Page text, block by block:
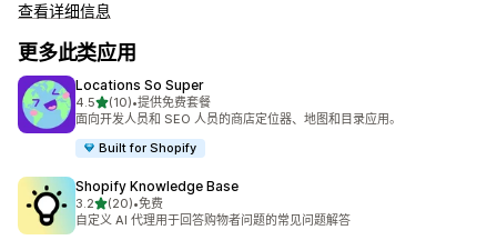
查看详细信息
更多此类应用
Locations So Super
4.5星（满分 5 星）
(10)
总共 10 条评论
•提供免费套餐
面向开发人员和 SEO 人员的商店定位器、地图和目录应用。
Built for Shopify
Shopify Knowledge Base
3.2星（满分 5 星）
(20)
总共 20 条评论
•免费
自定义 AI 代理用于回答购物者问题的常见问题解答